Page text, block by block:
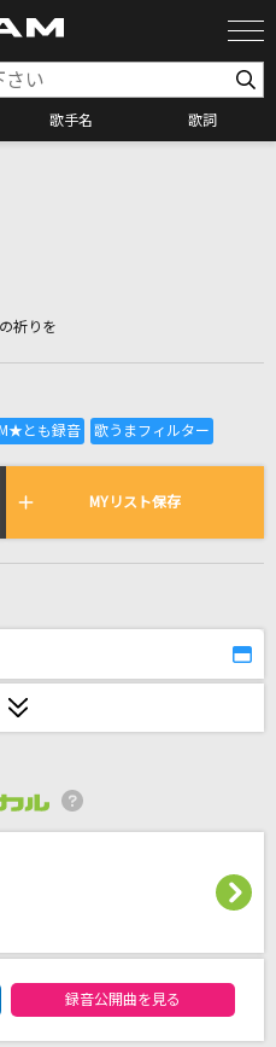
歌手名 歌詞
れき
れている曲の一覧
祈りを
MYリスト保存
録音公開曲を見る